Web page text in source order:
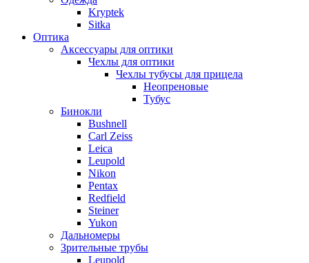
Kryptek
Sitka
Оптика
Аксессуары для оптики
Чехлы для оптики
Чехлы тубусы для прицела
Неопреновые
Тубус
Бинокли
Bushnell
Carl Zeiss
Leica
Leupold
Nikon
Pentax
Redfield
Steiner
Yukon
Дальномеры
Зрительные трубы
Leupold